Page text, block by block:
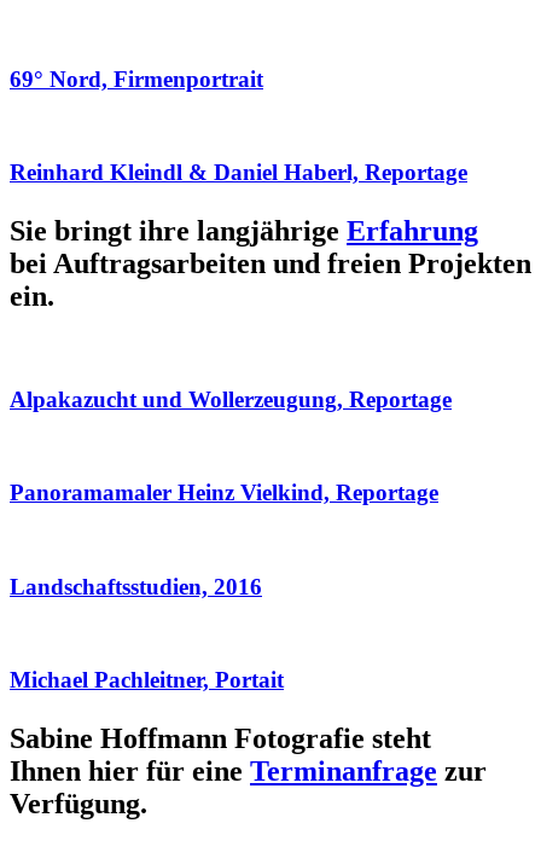
69° Nord, Firmenportrait
Reinhard Kleindl & Daniel Haberl, Reportage
Sie bringt ihre langjährige Erfahrung
bei Auftragsarbeiten und freien Projekten
ein.
Alpakazucht und Wollerzeugung, Reportage
Panoramamaler Heinz Vielkind, Reportage
Landschaftsstudien, 2016
Michael Pachleitner, Portait
Sabine Hoffmann Fotografie steht
Ihnen hier für eine Terminanfrage zur
Verfügung.